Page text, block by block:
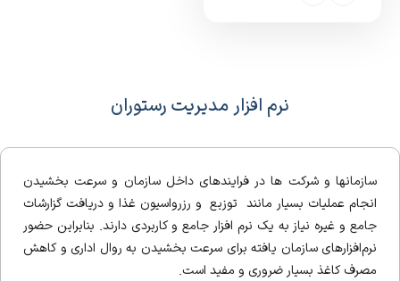
نرم افزار مدیریت رستوران
سازمانها و شرکت ها در فرایندهای داخل سازمان و سرعت بخشیدن
انجام عملیات بسیار مانند توزیع و رزرواسیون غذا و دریافت گزارشات
جامع و غیره نیاز به یک نرم افزار جامع و کاربردی دارند. بنابراین حضور
نرم‌افزارهای سازمان یافته برای سرعت بخشیدن به روال اداری و کاهش
مصرف کاغذ بسیار ضروری و مفید است.